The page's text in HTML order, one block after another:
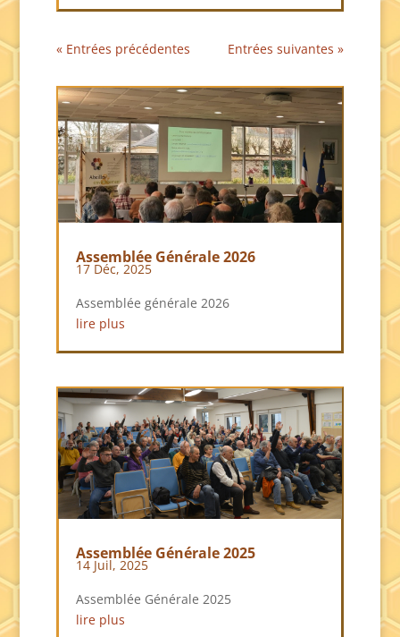
« Entrées précédentes Entrées suivantes »
Assemblée Générale 2026
17 Déc, 2025
Assemblée générale 2026
lire plus
Assemblée Générale 2025
14 Juil, 2025
Assemblée Générale 2025
lire plus